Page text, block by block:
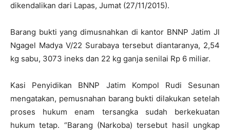
dikendalikan dari Lapas, Jumat (27/11/2015).
Barang bukti yang dimusnahkan di kantor BNNP Jatim Jl
Ngagel Madya V/22 Surabaya tersebut diantaranya, 2,54
kg sabu, 3073 ineks dan 22 kg ganja senilai Rp 6 miliar.
Kasi Penyidikan BNNP Jatim Kompol Rudi Sesunan
mengatakan, pemusnahan barang bukti dilakukan setelah
proses hukum enam tersangka sudah berkekuatan
hukum tetap. “Barang (Narkoba) tersebut hasil ungkap